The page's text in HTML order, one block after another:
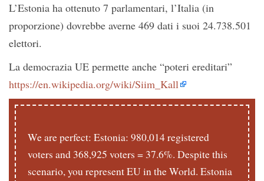
L’Estonia ha ottenuto 7 parlamentari, l’Italia (in
proporzione) dovrebbe averne 469 dati i suoi 24.738.501
elettori.
La democrazia UE permette anche “poteri ereditari”
https://en.wikipedia.org/wiki/Siim_Kall
We are perfect: Estonia: 980,014 registered
voters and 368,925 voters = 37.6%. Despite this
scenario, you represent EU in the World. Estonia